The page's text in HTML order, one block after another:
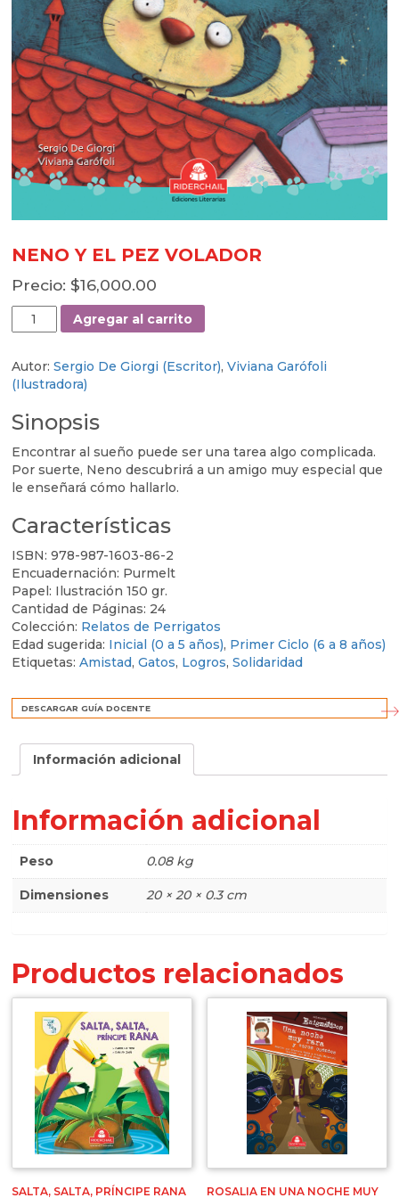
NENO Y EL PEZ VOLADOR
$16,000.00
NENO
Y
PEZ
VOLADOR
Agregar al carrito
Autor: Sergio De Giorgi (Escritor), Viviana Garófoli
(Ilustradora)
Sinopsis
Encontrar al sueño puede ser una tarea algo complicada.
Por suerte, Neno descubrirá a un amigo muy especial que
le enseñará cómo hallarlo.
Características
ISBN: 978-987-1603-86-2
Encuadernación: Purmelt
Papel: Ilustración 150 gr.
Cantidad de Páginas: 24
Colección: Relatos de Perrigatos
Edad sugerida: Inicial (0 a 5 años), Primer Ciclo (6 a 8 años)
Etiquetas: Amistad, Gatos, Logros, Solidaridad
DESCARGAR GUÍA DOCENTE
Información adicional
Información adicional
Peso 0.08 kg
Dimensiones 20 × 20 × 0.3 cm
Productos relacionados
SALTA, SALTA, PRÍNCIPE RANA
ROSALIA EN UNA NOCHE MUY